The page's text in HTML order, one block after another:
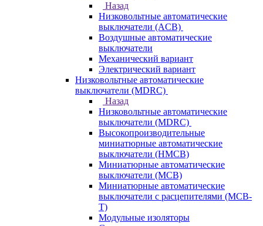
Назад
Низковольтные автоматические
выключатели (ACB)
Воздушные автоматические
выключатели
Механический вариант
Электрический вариант
Низковольтные автоматические
выключатели (MDRC)
Назад
Низковольтные автоматические
выключатели (MDRC)
Высокопроизводительные
миниатюрные автоматические
выключатели (HMCB)
Миниатюрные автоматические
выключатели (MCB)
Миниатюрные автоматические
выключатели с расцепителями (MCB-
T)
Модульные изоляторы